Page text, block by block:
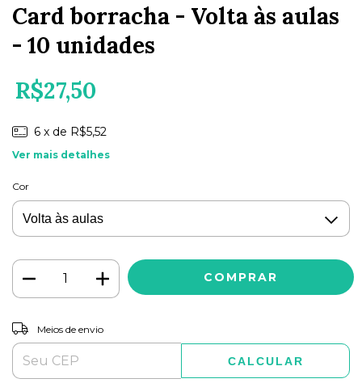
Card borracha - Volta às aulas
- 10 unidades
R$27,50
6 x de R$5,52
Ver mais detalhes
Cor
Entregas para o CEP:
Meios de envio
CALCULAR